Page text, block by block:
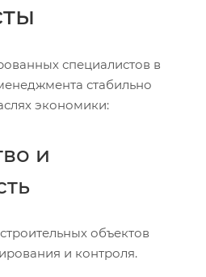
специалистов в
стабильно
экономики:
и
объектов
и контроля.